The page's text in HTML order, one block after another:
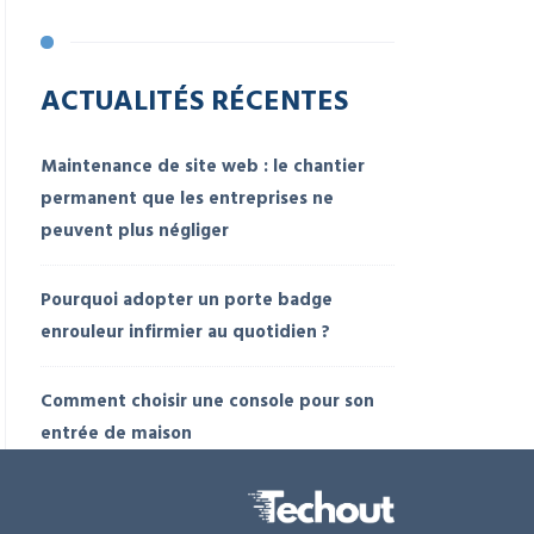
ACTUALITÉS RÉCENTES
Maintenance de site web : le chantier
permanent que les entreprises ne
peuvent plus négliger
Pourquoi adopter un porte badge
enrouleur infirmier au quotidien ?
Comment choisir une console pour son
entrée de maison